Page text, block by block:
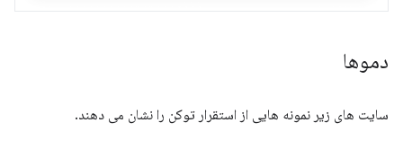
دموها
سایت های زیر نمونه هایی از استقرار توکن را نشان می دهند.